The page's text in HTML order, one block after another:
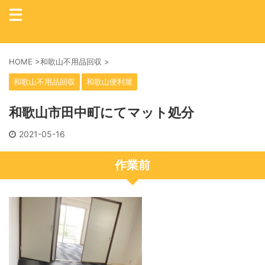
HOME >和歌山不用品回収 >
和歌山不用品回収 和歌山便利屋
和歌山市田中町にてマット処分
2021-05-16
作業前